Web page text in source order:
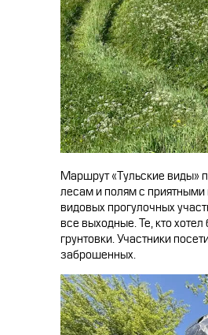
Маршрут «Тульские виды»
лесам и полям с
видовых прогулочных
все выходные. Те, кто
грунтовки. Участники
заброшенных.